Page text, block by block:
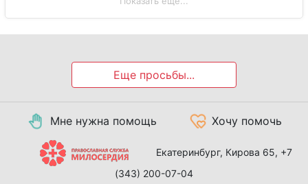
Еще просьбы...
Мне нужна помощь Хочу помочь
Екатеринбург, Кирова 65, +7
(343) 200-07-04